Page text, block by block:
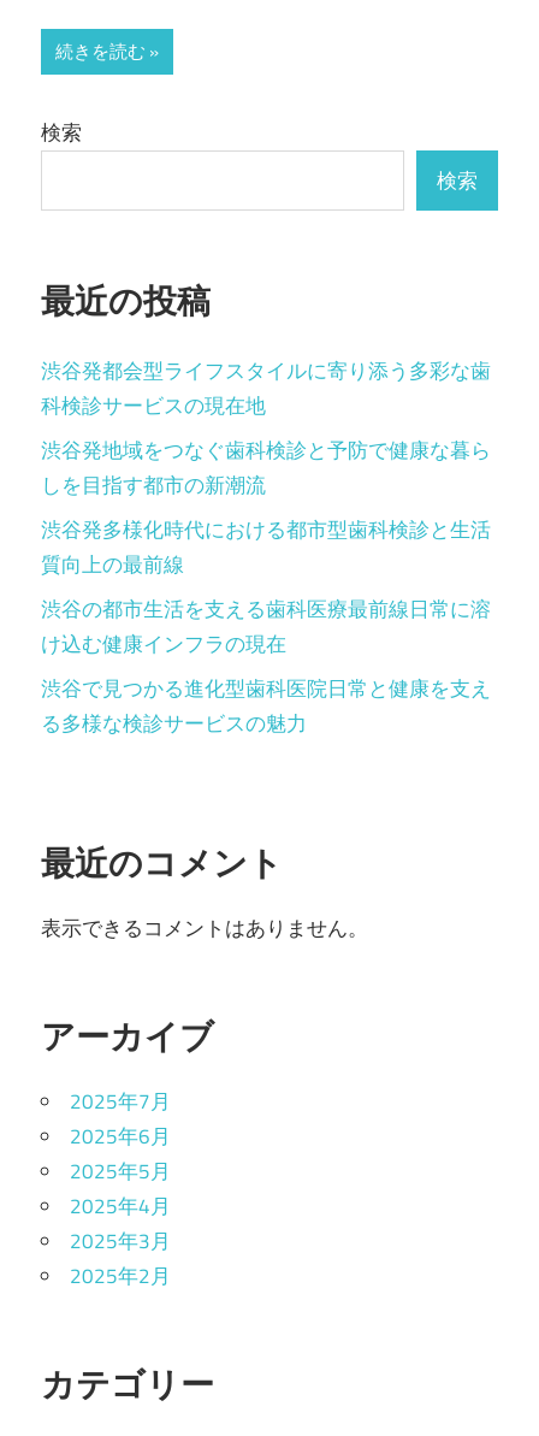
続きを読む
検索
検索
最近の投稿
渋谷発都会型ライフスタイルに寄り添う多彩な歯
科検診サービスの現在地
渋谷発地域をつなぐ歯科検診と予防で健康な暮ら
しを目指す都市の新潮流
渋谷発多様化時代における都市型歯科検診と生活
質向上の最前線
渋谷の都市生活を支える歯科医療最前線日常に溶
け込む健康インフラの現在
渋谷で見つかる進化型歯科医院日常と健康を支え
る多様な検診サービスの魅力
最近のコメント
表示できるコメントはありません。
アーカイブ
2025年7月
2025年6月
2025年5月
2025年4月
2025年3月
2025年2月
カテゴリー